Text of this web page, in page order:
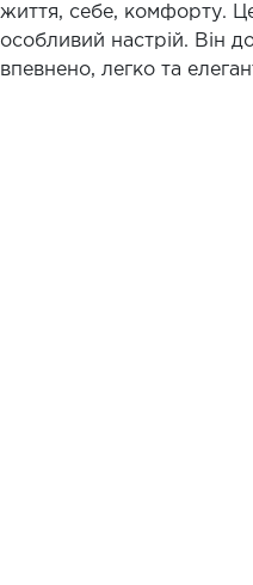
життя, себе, комфорту.
особливий настрій. Він
впевнено, легко та